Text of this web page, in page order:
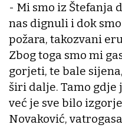
- Mi smo iz Štefanja
nas dignuli i dok
požara, takozvani
Zbog toga smo mi
gorjeti, te bale
širi dalje. Tamo gdje
već je sve bilo
Novaković,